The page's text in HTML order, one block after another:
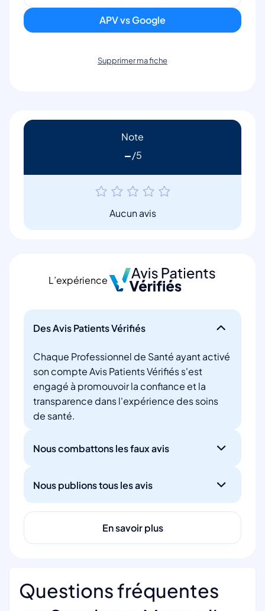
APV vs Google
Supprimer ma fiche
Note
-
Aucun avis
L’expérience
Des Avis Patients Vérifiés
Chaque Professionnel de Santé ayant activé
son compte Avis Patients Vérifiés s'est
engagé à promouvoir la confiance et la
transparence dans l'expérience des soins
de santé.
Nous combattons les faux avis
Nous publions tous les avis
En savoir plus
Questions fréquentes